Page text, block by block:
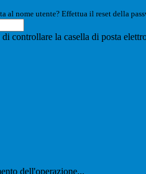
al nome utente? Effettua il reset della
controllare la casella di posta
dell'operazione...